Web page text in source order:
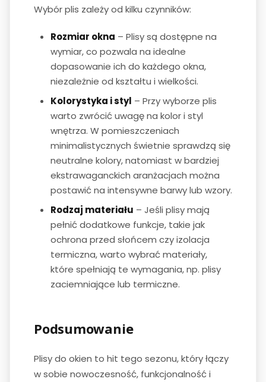
Wybór plis zależy od kilku czynników:
Rozmiar okna – Plisy są dostępne na
wymiar, co pozwala na idealne
dopasowanie ich do każdego okna,
niezależnie od kształtu i wielkości.
Kolorystyka i styl – Przy wyborze plis
warto zwrócić uwagę na kolor i styl
wnętrza. W pomieszczeniach
minimalistycznych świetnie sprawdzą się
neutralne kolory, natomiast w bardziej
ekstrawaganckich aranżacjach można
postawić na intensywne barwy lub wzory.
Rodzaj materiału – Jeśli plisy mają
pełnić dodatkowe funkcje, takie jak
ochrona przed słońcem czy izolacja
termiczna, warto wybrać materiały,
które spełniają te wymagania, np. plisy
zaciemniające lub termiczne.
Podsumowanie
Plisy do okien to hit tego sezonu, który łączy
w sobie nowoczesność, funkcjonalność i